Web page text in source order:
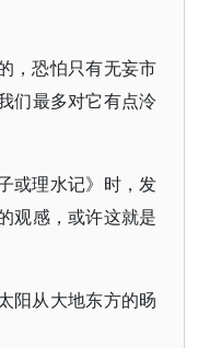
，恐怕只有无妄市
们最多对它有点泠
或理水记》时，发
观感，或许这就是
阳从大地东方的旸